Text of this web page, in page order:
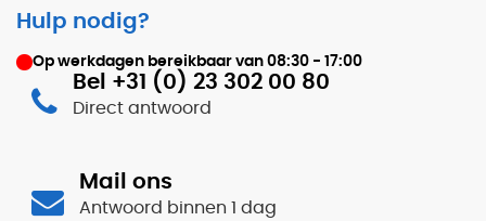
Hulp nodig?
Op werkdagen bereikbaar van 08:30 - 17:00
Bel +31 (0) 23 302 00 80
Direct antwoord
Mail ons
Antwoord binnen 1 dag